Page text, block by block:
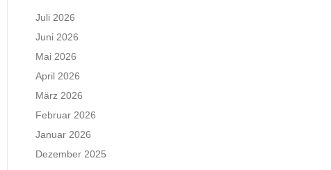
Juli 2026
Juni 2026
Mai 2026
April 2026
März 2026
Februar 2026
Januar 2026
Dezember 2025